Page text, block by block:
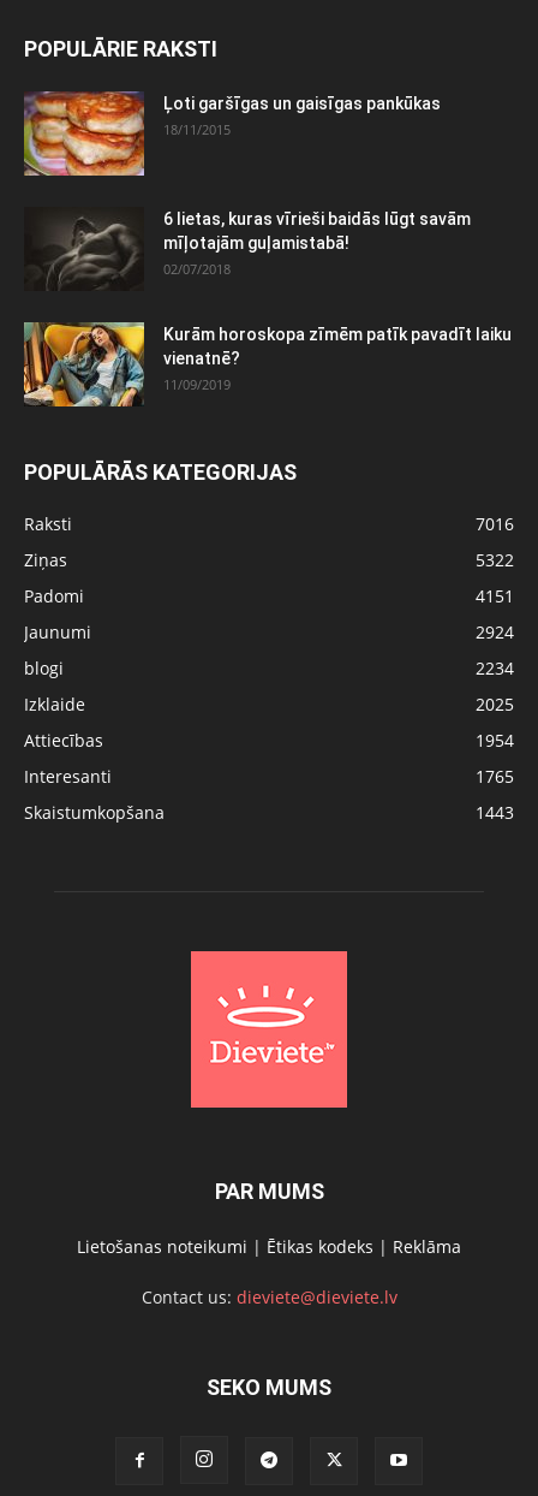
POPULĀRIE RAKSTI
Ļoti garšīgas un gaisīgas pankūkas
18/11/2015
6 lietas, kuras vīrieši baidās lūgt savām
mīļotajām guļamistabā!
02/07/2018
Kurām horoskopa zīmēm patīk pavadīt laiku
vienatnē?
11/09/2019
POPULĀRĀS KATEGORIJAS
Raksti
7016
Ziņas
5322
Padomi
4151
Jaunumi
2924
blogi
2234
Izklaide
2025
Attiecības
1954
Interesanti
1765
Skaistumkopšana
1443
PAR MUMS
Lietošanas noteikumi | Ētikas kodeks | Reklāma
Contact us: dieviete@dieviete.lv
SEKO MUMS